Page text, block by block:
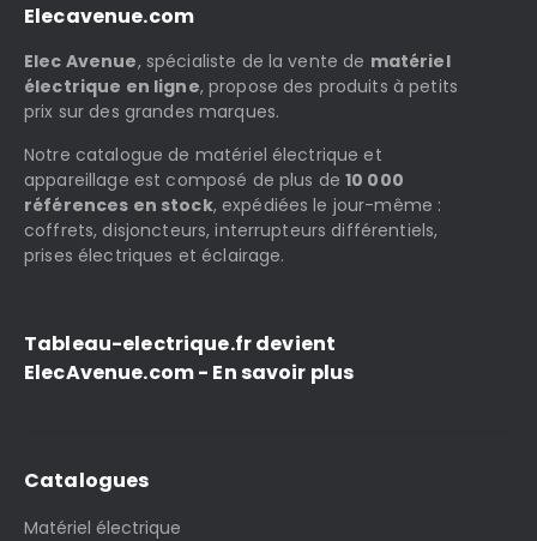
Elecavenue.com
Elec Avenue, spécialiste de la vente de matériel
électrique en ligne, propose des produits à petits
prix sur des grandes marques.
Notre catalogue de matériel électrique et
appareillage est composé de plus de10 000
références en stock, expédiées le jour-même :
coffrets, disjoncteurs, interrupteurs différentiels,
prises électriques et éclairage.
Tableau-electrique.fr devient
ElecAvenue.com - En savoir plus
Catalogues
Matériel électrique